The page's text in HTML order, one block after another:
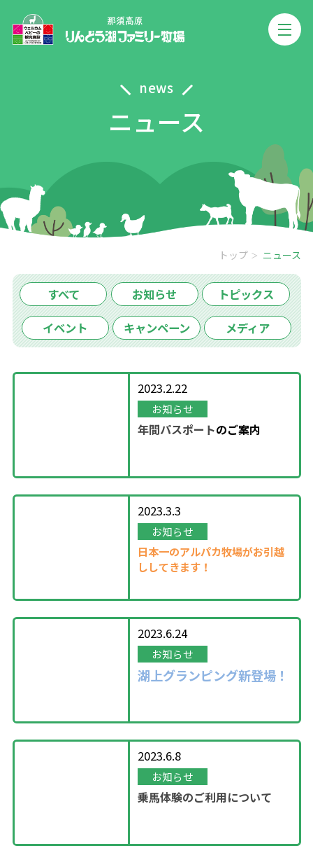
news
ニュース
トップ ニュース
すべて お知らせ トピックス
イベント キャンペーン メディア
2023.2.22
お知らせ
年間パスポートのご案内
2023.3.3
お知らせ
日本一のアルパカ牧場がお引越
ししてきます！
2023.6.24
お知らせ
湖上グランピング新登場！
2023.6.8
お知らせ
乗馬体験のご利用について